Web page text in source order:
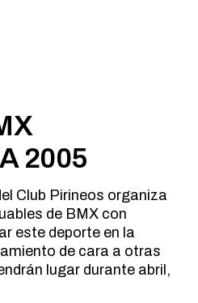
2005
Club Pirineos organiza
de BMX con
este deporte en la
de cara a otras
lugar durante abril,